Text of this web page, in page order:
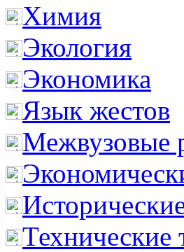
Химия
Экология
Экономика
Язык жестов
Межвузовые
Технические